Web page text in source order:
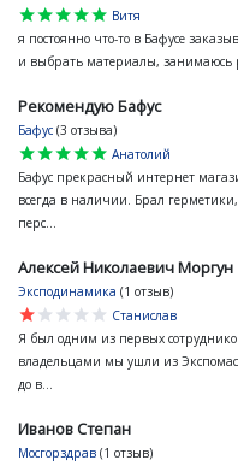
star
star
star
star
star
Витя
я постоянно что-то в Бафусе
и выбрать материалы, занимаюсь
Рекомендую Бафус
Бафус (3 отзыва)
star
star
star
star
star
Анатолий
Бафус прекрасный интернет
всегда в наличии. Брал
перс...
Алексей Николаевич Моргун
Эксподинамика (1 отзыв)
star
star
star
star
star
Станислав
Я был одним из первых
владельцами мы ушли из
до в...
Иванов Степан
Мосгорздрав (1 отзыв)